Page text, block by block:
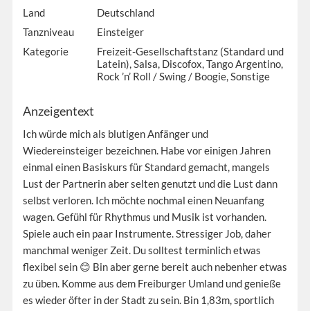
Land
Deutschland
Tanzniveau
Einsteiger
Kategorie
Freizeit-Gesellschaftstanz (Standard und
Latein), Salsa, Discofox, Tango Argentino,
Rock ’n’ Roll / Swing / Boogie, Sonstige
Anzeigentext
Ich würde mich als blutigen Anfänger und
Wiedereinsteiger bezeichnen. Habe vor einigen Jahren
einmal einen Basiskurs für Standard gemacht, mangels
Lust der Partnerin aber selten genutzt und die Lust dann
selbst verloren. Ich möchte nochmal einen Neuanfang
wagen. Gefühl für Rhythmus und Musik ist vorhanden.
Spiele auch ein paar Instrumente. Stressiger Job, daher
manchmal weniger Zeit. Du solltest terminlich etwas
flexibel sein 😊 Bin aber gerne bereit auch nebenher etwas
zu üben. Komme aus dem Freiburger Umland und genieße
es wieder öfter in der Stadt zu sein. Bin 1,83m, sportlich